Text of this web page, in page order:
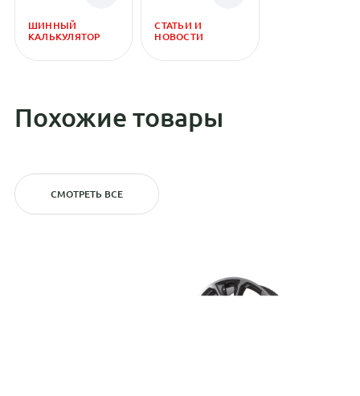
ШИННЫЙ
КАЛЬКУЛЯТОР
СТАТЬИ И
НОВОСТИ
Похожие товары
СМОТРЕТЬ ВСЕ